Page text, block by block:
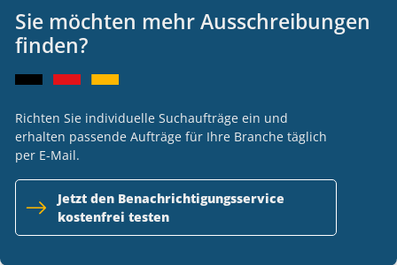
Ausschreibung nicht länger verfügbar
Wohnungsmodernisierungen in Mettmann
40210 Düsseldorf
Wentzel Dr. Immobilienmanagement GmbH
VOB
Ausschreibung nicht länger verfügbar
Sie möchten mehr Ausschreibungen
finden?
Richten Sie individuelle Suchaufträge ein und
erhalten passende Aufträge für Ihre Branche täglich
per E-Mail.
Jetzt den Benachrichtigungsservice
kostenfrei testen